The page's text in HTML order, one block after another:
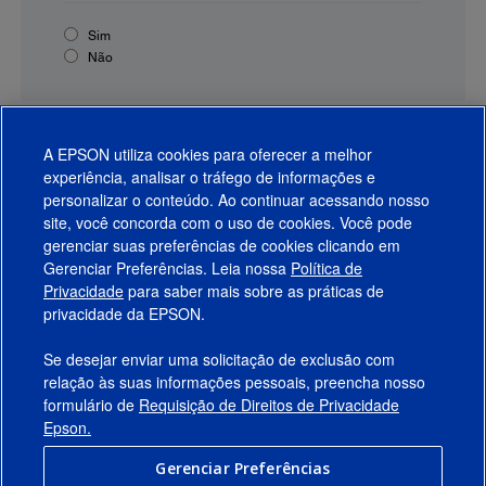
Sim
Não
Produtos
Suporte
Links Sugeridos
Empresa
Conecte-se com a Epson
A EPSON utiliza cookies para oferecer a melhor
experiência, analisar o tráfego de informações e
personalizar o conteúdo. Ao continuar acessando nosso
site, você concorda com o uso de cookies. Você pode
gerenciar suas preferências de cookies clicando em
Gerenciar Preferências. Leia nossa Política de
Privacidade para saber mais sobre as práticas de
privacidade da EPSON.
Se desejar enviar uma solicitação de exclusão com
relação às suas informações pessoais, preencha nosso
formulário de Requisição de Direitos de Privacidade
Epson.
Gerenciar Preferências